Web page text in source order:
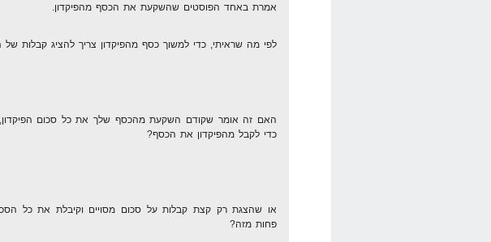
אמרת באחד הפוסטים שהשקעת את הכסף מהפיקדון.
לפי מה שראיתי, כדי למשוך כסף מהפיקדון צריך להציג קבלות של
האם זה אומר שקודם השקעת מהכסף שלך את כל סכום
כדי לקבל מהפיקדון את הכסף?
או שהצגת רק קצת קבלות על סכום מסויים וקיבלת את כל
פחות מזה?